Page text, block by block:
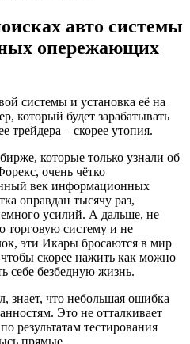
авто системы
опережающих
системы и установка её на
который будет зарабатывать
трейдера – скорее утопия.
которые только узнали об
очень чётко
век информационных
оправдан тысячу раз,
усилий. А дальше, не
торговую систему и не
эти Икары бросаются в мир
скорее нажить как можно
себе безбедную жизнь.
знает, что небольшая ошибка
Это не отталкивает
результатам тестирования